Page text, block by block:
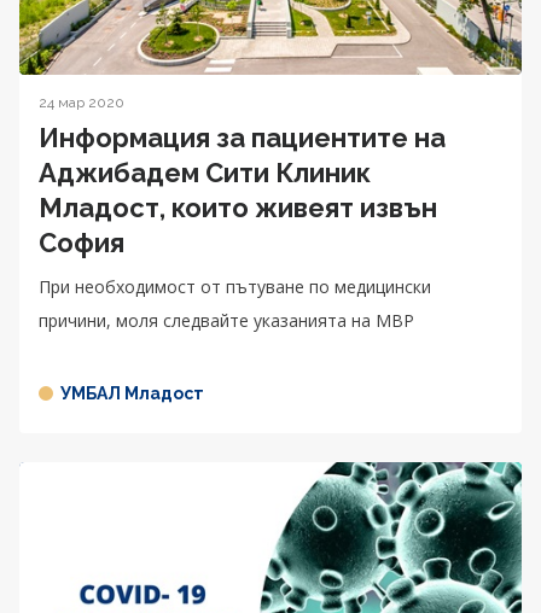
24 мар 2020
Информация за пациентите на
Аджибадем Сити Клиник
Младост, които живеят извън
София
При необходимост от пътуване по медицински
причини, моля следвайте указанията на МВР
УМБАЛ Младост